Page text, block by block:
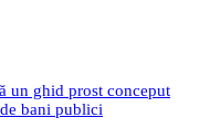
un ghid prost conceput
bani publici